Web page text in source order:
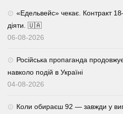
«Едельвейс» чекає. Контракт
діяти. 🇺🇦
06-08-2026
Російська пропаганда продовжує
навколо подій в Україні
04-08-2026
Коли обираєш 92 — завжди у